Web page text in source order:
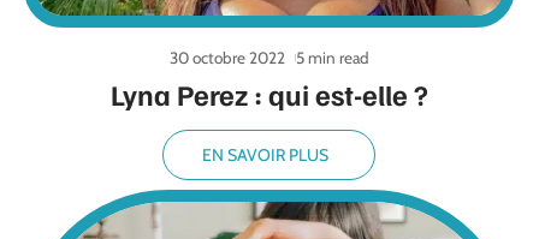
Lyna Perez : qui est-elle ?
30 octobre 2022 5 min read
EN SAVOIR PLUS